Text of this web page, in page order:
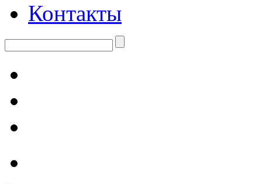
Контакты